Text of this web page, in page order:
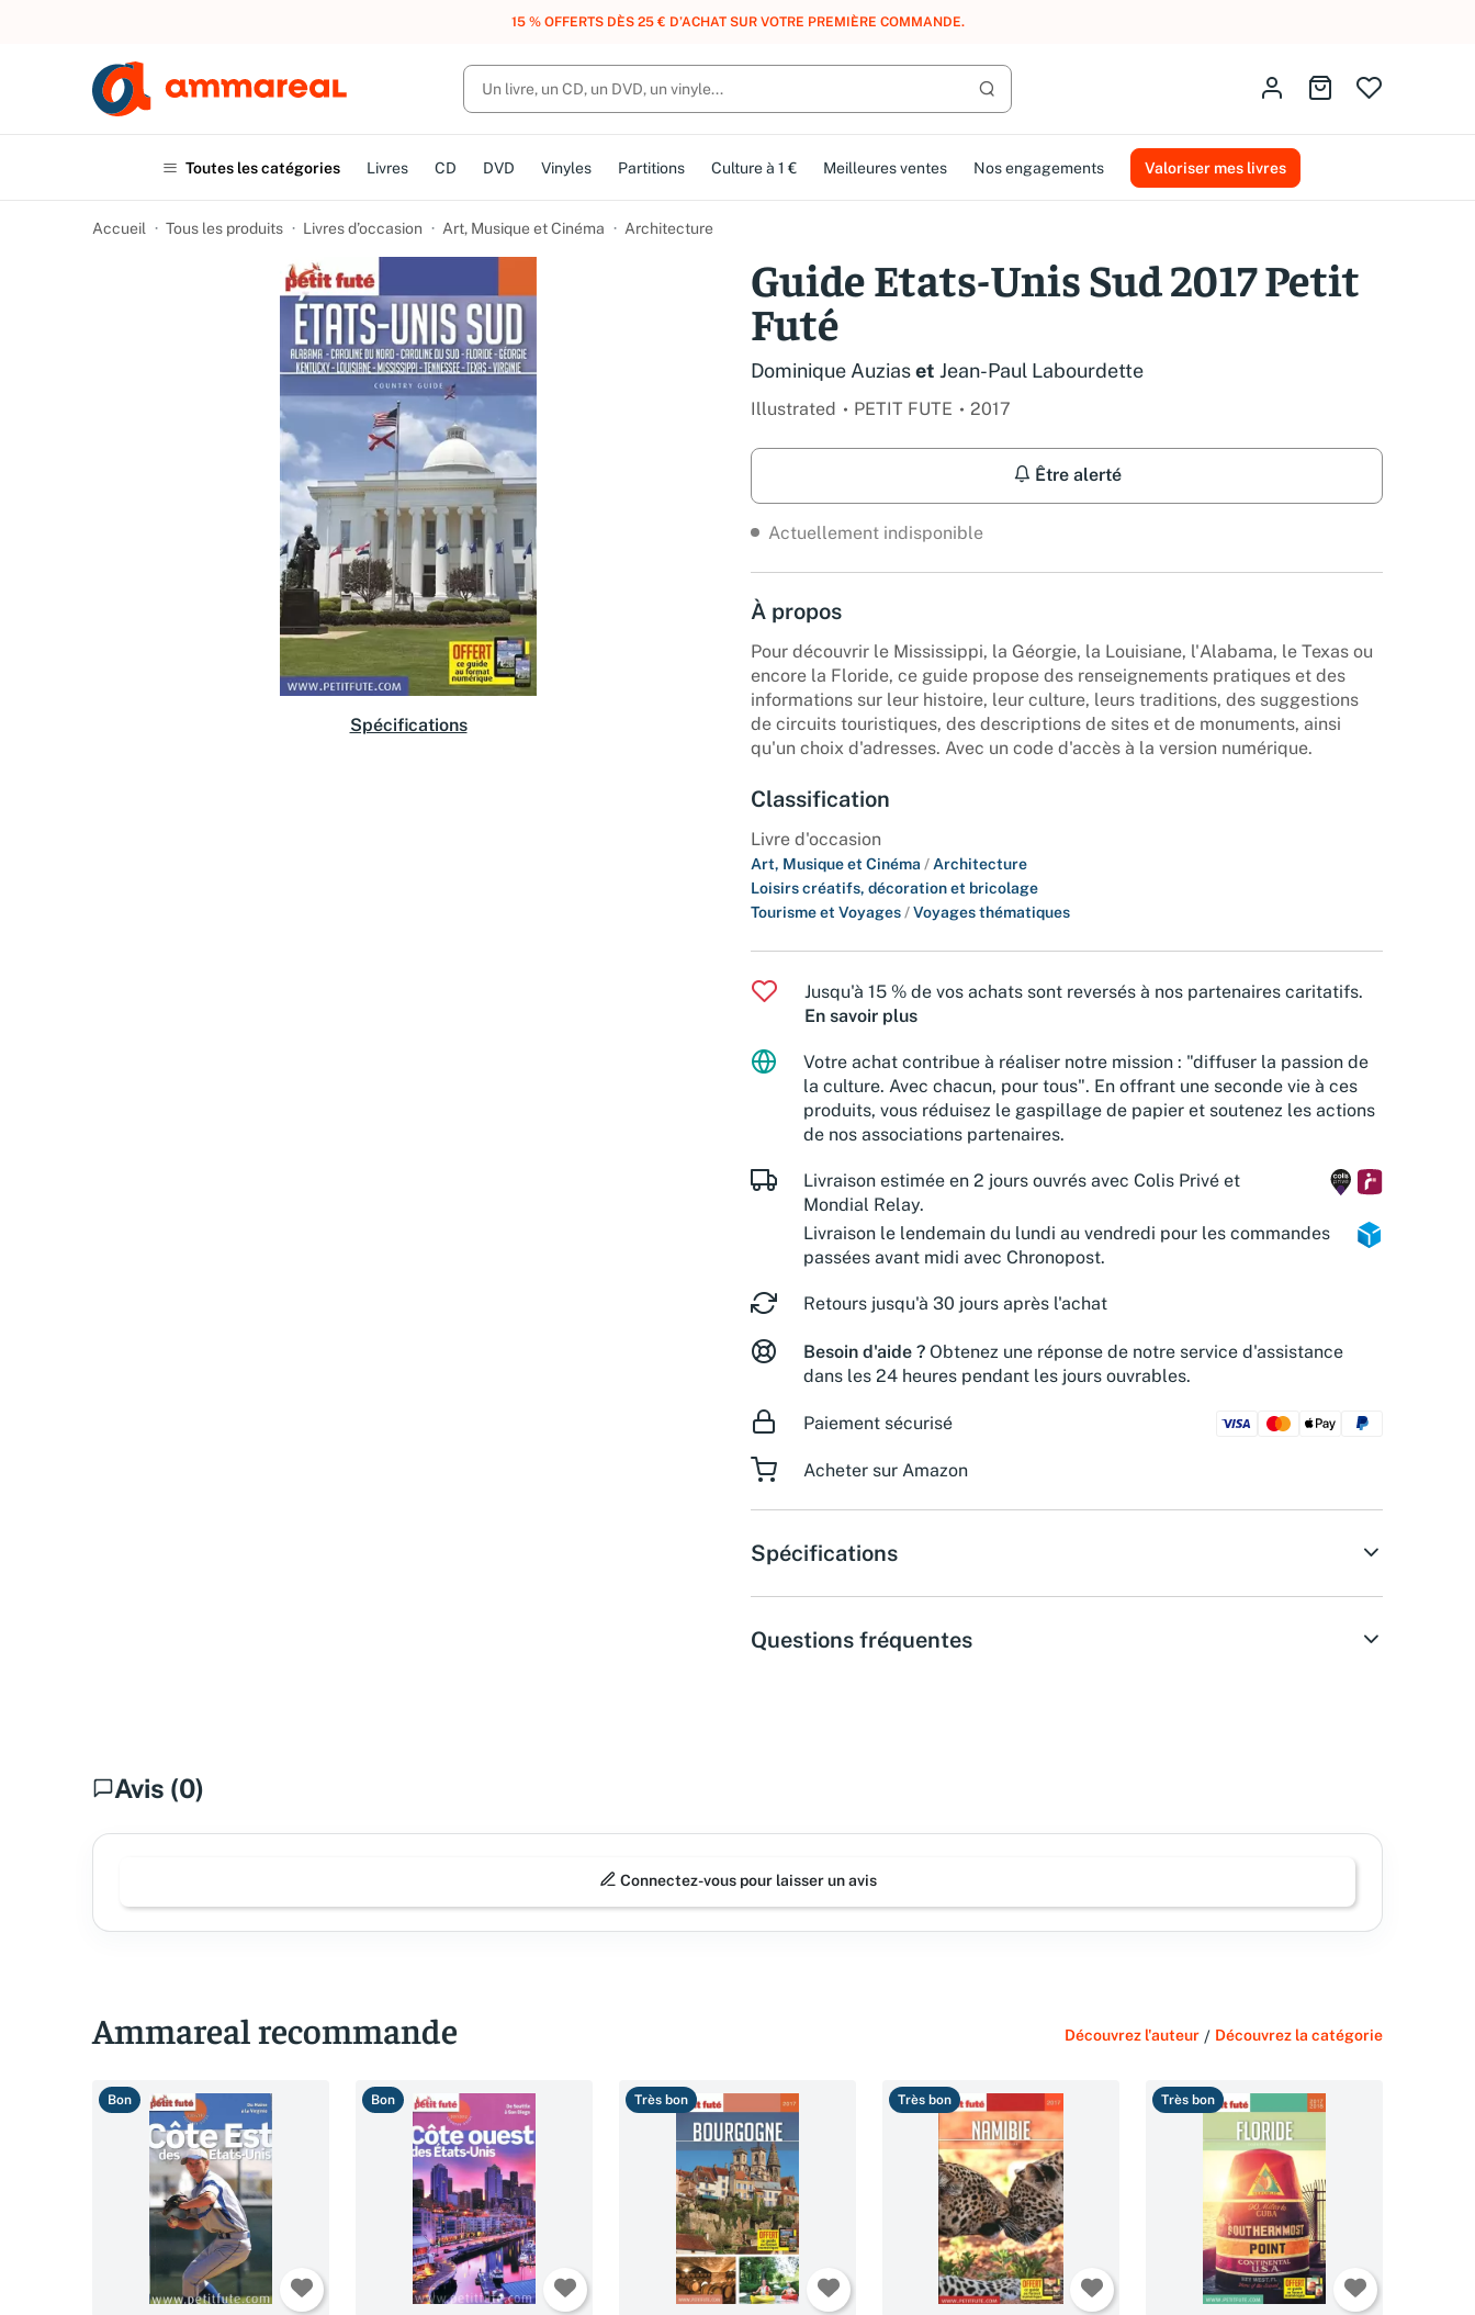
UN ACHAT, DES POINTS, DES RÉCOMPENSES :REJOIGNEZ GRATUITEMENT LE CLUB AMMAREAL.
Lancer la recherche
Identifiez-vousAller au panier
Toutes les catégories Livres CD DVD Vinyles Partitions Culture à 1 € Meilleures ventes Nos engagements Valoriser mes livres
Accueil Tous les produits Livres d’occasion Art, Musique et Cinéma Architecture
Spécifications
Guide Etats-Unis Sud 2017 Petit
Futé
Dominique Auziaset Jean-Paul Labourdette
Illustrated PETIT FUTE 2017
Être alerté
Actuellement indisponible
À propos
Pour découvrir le Mississippi, la Géorgie, la Louisiane, l'Alabama, le Texas ou
encore la Floride, ce guide propose des renseignements pratiques et des
informations sur leur histoire, leur culture, leurs traditions, des suggestions
de circuits touristiques, des descriptions de sites et de monuments, ainsi
qu'un choix d'adresses. Avec un code d'accès à la version numérique.
Classification
Livre d'occasion
Art, Musique et Cinéma / Architecture
Loisirs créatifs, décoration et bricolage
Tourisme et Voyages /Voyages thématiques
Jusqu'à 15 % de vos achats sont reversés à nos partenaires caritatifs.
En savoir plus
Votre achat contribue à réaliser notre mission : "diffuser la passion de
la culture. Avec chacun, pour tous". En offrant une seconde vie à ces
produits, vous réduisez le gaspillage de papier et soutenez les actions
de nos associations partenaires.
Livraison estimée en 2 jours ouvrés avec Colis Privé et
Mondial Relay.
Livraison le lendemain du lundi au vendredi pour les commandes
passées avant midi avec Chronopost.
Retours jusqu'à 30 jours après l'achat
Besoin d'aide ? Obtenez une réponse de notre service d'assistance
dans les 24 heures pendant les jours ouvrables.
Paiement sécurisé
Acheter sur Amazon
Spécifications
Questions fréquentes
Avis (0)
Connectez-vous pour laisser un avis
Ammareal recommande Découvrez l'auteur / Découvrez la catégorie
Bon Bon Très bon Très bon Très bon